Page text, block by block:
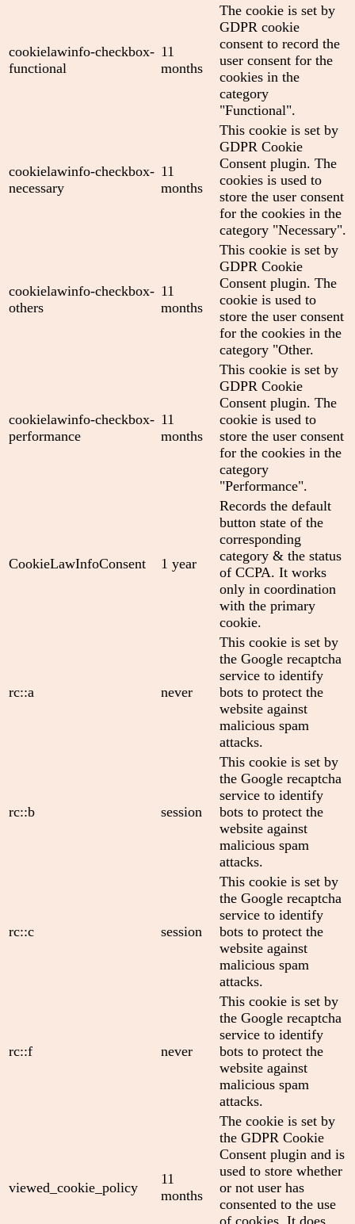
cookielawinfo-checkbox-
functional
11
months
The cookie is set by
GDPR cookie
consent to record the
user consent for the
cookies in the
category
"Functional".
cookielawinfo-checkbox-
necessary
11
months
This cookie is set by
GDPR Cookie
Consent plugin. The
cookies is used to
store the user consent
for the cookies in the
category "Necessary".
cookielawinfo-checkbox-
others
11
months
This cookie is set by
GDPR Cookie
Consent plugin. The
cookie is used to
store the user consent
for the cookies in the
category "Other.
cookielawinfo-checkbox-
performance
11
months
This cookie is set by
GDPR Cookie
Consent plugin. The
cookie is used to
store the user consent
for the cookies in the
category
"Performance".
CookieLawInfoConsent 1 year
Records the default
button state of the
corresponding
category & the status
of CCPA. It works
only in coordination
with the primary
cookie.
rc::a never
This cookie is set by
the Google recaptcha
service to identify
bots to protect the
website against
malicious spam
attacks.
rc::b session
This cookie is set by
the Google recaptcha
service to identify
bots to protect the
website against
malicious spam
attacks.
rc::c session
This cookie is set by
the Google recaptcha
service to identify
bots to protect the
website against
malicious spam
attacks.
rc::f never
This cookie is set by
the Google recaptcha
service to identify
bots to protect the
website against
malicious spam
attacks.
viewed_cookie_policy
11
months
The cookie is set by
the GDPR Cookie
Consent plugin and is
used to store whether
or not user has
consented to the use